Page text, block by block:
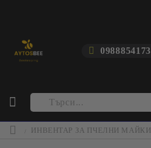
0988854173
ИНВЕНТАР ЗА ПЧЕЛНИ МАЙКИ